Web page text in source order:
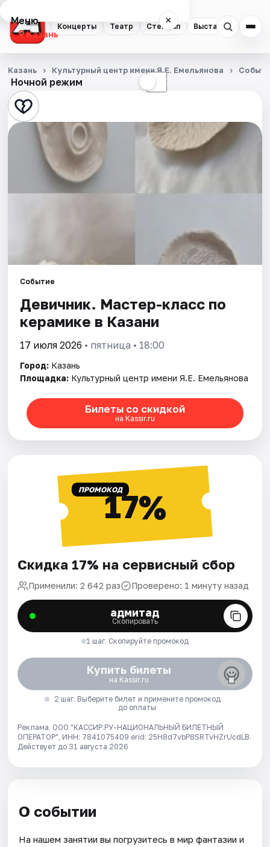
Концерты Театр Стендап Выставки
Меню ×
Казань
Концерты
Театр
Стендап
Выставки
События
Города
Площадки
Рейтинги
Ночной режим ☾
Казань Культурный центр имени Я.Е. Емельянова
Событие
Девичник. Мастер-класс по
керамике в Казани
17 июля 2026 • пятница • 18:00
Город: Казань
Площадка: Культурный центр имени Я.Е. Емельянова
Билеты со скидкой
на Kassir.ru
ПРОМОКОД17%
Скидка 17% на сервисный сбор
Применили: 2 642 раз Проверено: 1 минуту назад
адмитад
Скопировать
1 шаг. Скопируйте промокод
Купить билеты
на Kassir.ru
2 шаг. Выберите билет и примените промокод
до оплаты
Реклама. ООО "КАССИР.РУ-НАЦИОНАЛЬНЫЙ БИЛЕТНЫЙ
ОПЕРАТОР", ИНН: 7841075409 erid: 25H8d7vbP8SRTvHZrUcdLB.
Действует до 31 августа 2026
О событии
На нашем занятии вы погрузитесь в мир фантазии и